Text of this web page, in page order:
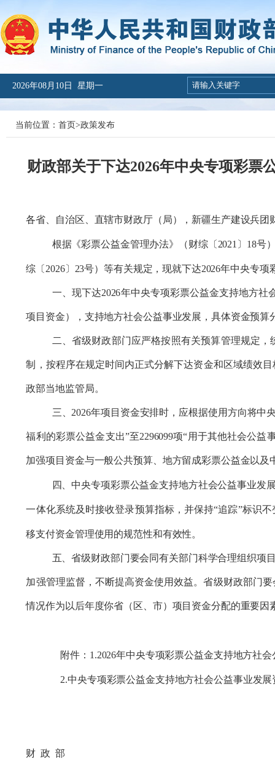
2026年08月10日 星期一
当前位置： 首页>政策发布
财政部关于下达2026年中央专项彩票
各省、自治区、直辖市财政厅（局），新疆生产建设兵团
根据《彩票公益金管理办法》（财综 〔2021 〕 18号
综 〔2026〕 23号）等有关规定 ，现就下达2026年中央专项
一、现下达2026年中央专项彩票公益金支持地方社
项目资金），支持地方社会公益事业发展 ， 具体资金预算
二、 省级财政部门应严格按照有关预算管理规定 ，
制， 按程序在规定时间内正式分解下达资金和区域绩效目
政部当地监管局。
三、2026年项目资金安排时，应根据使用方向将中
福利的彩票公益金支出”至2296099项“用于其他社会公益
加强项目资金与一般公共预算、地方留成彩票公益金以及
四 、中央专项彩票公益金支持地方社会公益事业
一体化系统及时接收登录预算指标，并保持“追踪”标识
移支付资金管理使用的规范性和有效性。
五、省级财政部门要会同有关部门科学合理组织项
加强管理监督，不断提高资金使用效益。省级财政部门
情况作为 以后年度你省（区、市）项目资金分配的重要因
附件： 1 .2026年中央专项彩票公益金支持地方社
2.中央专项彩票公益金支持地方社会公益事业发展
财 政 部